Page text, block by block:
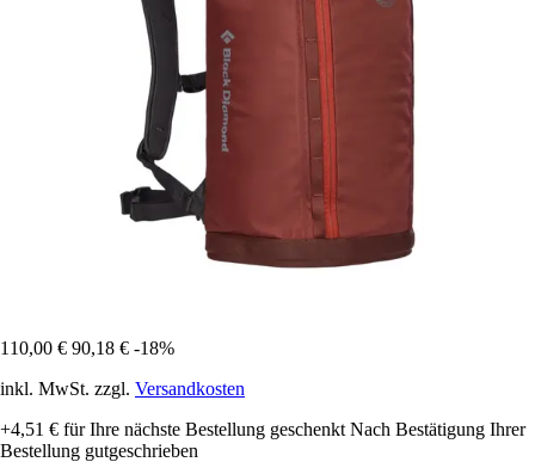
110,00 € 90,18 € -18%
inkl. MwSt. zzgl. Versandkosten
+4,51 € für Ihre nächste Bestellung geschenkt Nach Bestätigung Ihrer
Bestellung gutgeschrieben